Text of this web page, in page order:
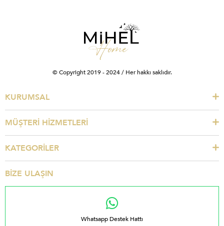
© Copyright 2019 - 2024 / Her hakkı saklıdır.
KURUMSAL
MÜŞTERİ HİZMETLERİ
KATEGORİLER
BİZE ULAŞIN
Whatsapp Destek Hattı